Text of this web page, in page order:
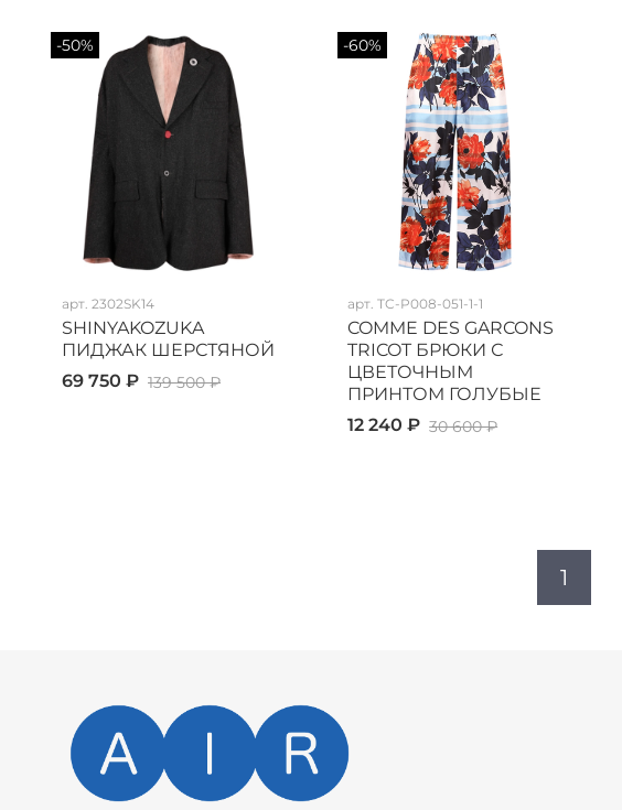
-50%
арт. 2302SK14
SHINYAKOZUKA
ПИДЖАК ШЕРСТЯНОЙ
69 750 ₽ 139 500 ₽
-60%
арт.TC-P008-051-1-1
COMME DES GARCONS
TRICOT БРЮКИ С
ЦВЕТОЧНЫМ
ПРИНТОМ ГОЛУБЫЕ
12 240 ₽ 30 600 ₽
1